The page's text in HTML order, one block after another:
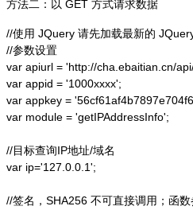
方法二：以 GET 方式请求数据
//使用 JQuery 请先加载最新的
//参数设置
var apiurl = 'http://cha.ebaitian.cn/
var appid = '1000xxxx';
var appkey =
var module = 'getIPAddressInfo';
//目标查询IP地址/域名
var ip='127.0.0.1';
//签名，SHA256 不可直接调用；函